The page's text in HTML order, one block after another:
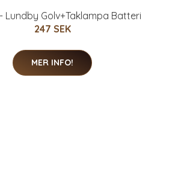
Lundby Golv+Taklampa Batteri
247 SEK
MER INFO!